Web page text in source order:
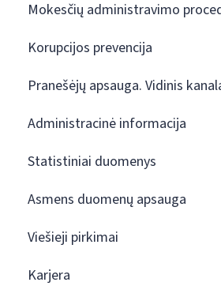
Mokesčių administravimo
Korupcijos prevencija
Pranešėjų apsauga. Vidinis
Administracinė informacija
Statistiniai duomenys
Asmens duomenų apsauga
Viešieji pirkimai
Karjera